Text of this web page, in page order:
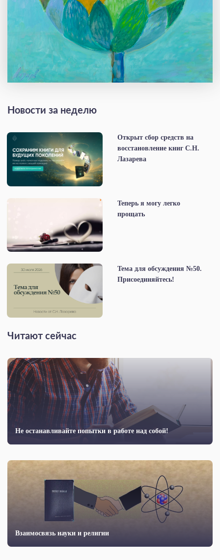
Новости за неделю
Открыт сбор средств на
восстановление книг С.Н.
Лазарева
Теперь я могу легко
прощать
Тема для обсуждения №50.
Присоединяйтесь!
Читают сейчас
Не останавливайте попытки в работе над собой!
Взаимосвязь науки и религии